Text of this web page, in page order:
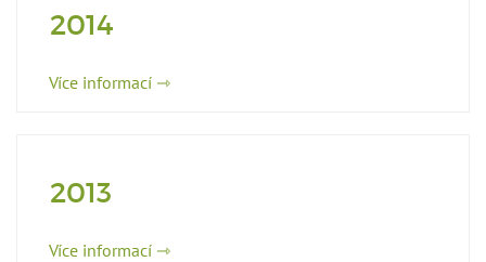
2014
Více informací ⇾
2013
Více informací ⇾